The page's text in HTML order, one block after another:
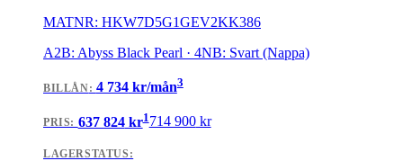
MATNR: HKW7D5G1GEV2KK386
A2B: Abyss Black Pearl · 4NB: Svart (Nappa)
BILLÅN: 4 734kr/mån3
PRIS: 637 824kr1714 900kr
LAGERSTATUS: